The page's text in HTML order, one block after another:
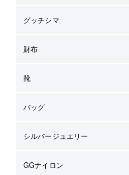
グッチシマ
財布
靴
バッグ
シルバージュエリー
GGナイロン